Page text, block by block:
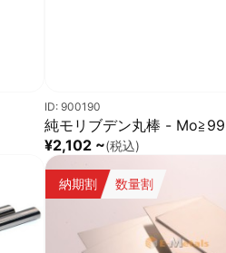
ID: 900190
純モリブデン丸棒 -
¥2,102 ~(税込)
納期割 数量割